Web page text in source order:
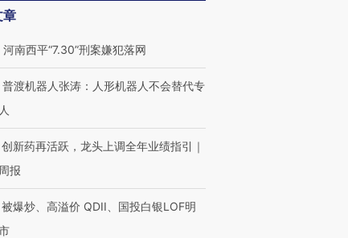
章
河南西平“7.30”刑案嫌犯落网
普渡机器人张涛：人形机器人不会替代专
创新药再活跃，龙头上调全年业绩指引｜
报
被爆炒、高溢价 QDII、国投白银LOF明